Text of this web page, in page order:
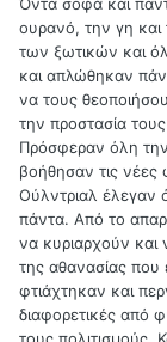
ουρανό, την γη
των ξωτικών και
και απλώθηκαν
να τους
την προστασία
Πρόσφεραν όλη
βοήθησαν τις
Ούλντριαλ έλεγαν
πάντα. Από το
να κυριαρχούν και
της αθανασίας που
φτιάχτηκαν και
διαφορετικές από